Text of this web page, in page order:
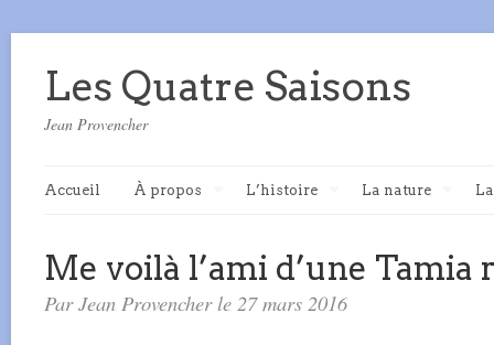
Les Quatre Saisons
Jean Provencher
Accueil À propos L’histoire La nature
Me voilà l’ami d’une Tamia
Par Jean Provencher le 27 mars 2016